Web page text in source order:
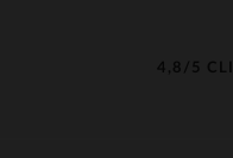
4,8/5